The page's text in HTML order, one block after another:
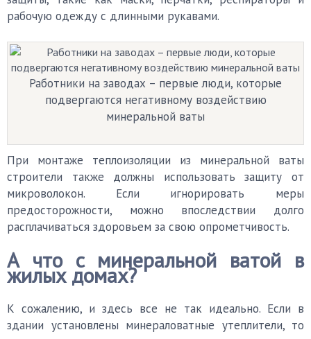
рабочую одежду с длинными рукавами.
Работники на заводах – первые люди, которые
подвергаются негативному воздействию
минеральной ваты
При монтаже теплоизоляции из минеральной ваты
строители также должны использовать защиту от
микроволокон. Если игнорировать меры
предосторожности, можно впоследствии долго
расплачиваться здоровьем за свою опрометчивость.
А что с минеральной ватой в
жилых домах?
К сожалению, и здесь все не так идеально. Если в
здании установлены минераловатные утеплители, то